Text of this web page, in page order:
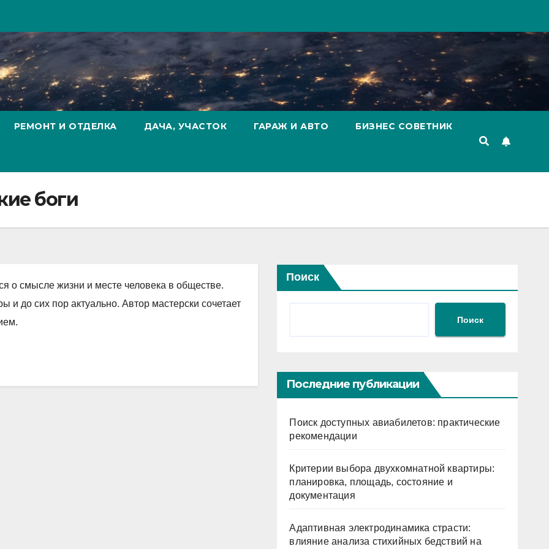
РЕМОНТ И ОТДЕЛКА ДАЧА, УЧАСТОК ГАРАЖ И АВТО БИЗНЕС СОВЕТНИК
боги
о смысле жизни и месте человека в обществе.
и до сих пор актуально. Автор мастерски сочетает
Поиск
Поиск
Последние публикации
Поиск доступных авиабилетов: практические
рекомендации
Критерии выбора двухкомнатной квартиры:
планировка, площадь, состояние и
документация
Адаптивная электродинамика страсти:
влияние анализа стихийных бедствий на